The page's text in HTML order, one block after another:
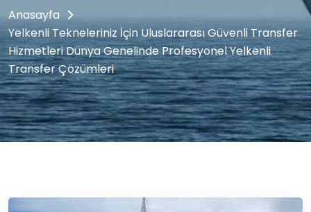
Anasayfa
Yelkenli Tekneleriniz İçin Uluslararası Güvenli Transfer
Hizmetleri Dünya Genelinde Profesyonel Yelkenli
Transfer Çözümleri